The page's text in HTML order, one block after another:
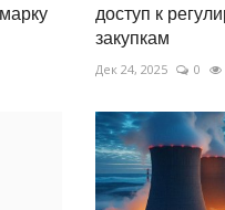
доступ к
закупкам
Дек 24, 2025 0